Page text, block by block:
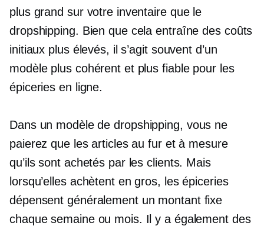
plus grand sur votre inventaire que le
dropshipping. Bien que cela entraîne des coûts
initiaux plus élevés, il s’agit souvent d’un
modèle plus cohérent et plus fiable pour les
épiceries en ligne.
Dans un modèle de dropshipping, vous ne
paierez que les articles au fur et à mesure
qu’ils sont achetés par les clients. Mais
lorsqu’elles achètent en gros, les épiceries
dépensent généralement un montant fixe
chaque semaine ou mois. Il y a également des